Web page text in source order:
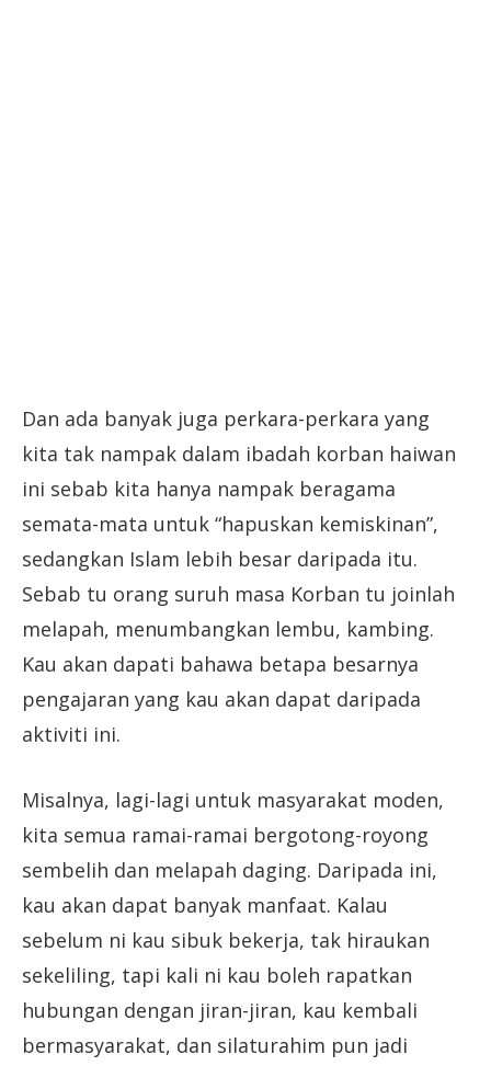
Dan ada banyak juga perkara-perkara yang
kita tak nampak dalam ibadah korban haiwan
ini sebab kita hanya nampak beragama
semata-mata untuk “hapuskan kemiskinan”,
sedangkan Islam lebih besar daripada itu.
Sebab tu orang suruh masa Korban tu joinlah
melapah, menumbangkan lembu, kambing.
Kau akan dapati bahawa betapa besarnya
pengajaran yang kau akan dapat daripada
aktiviti ini.
Misalnya, lagi-lagi untuk masyarakat moden,
kita semua ramai-ramai bergotong-royong
sembelih dan melapah daging. Daripada ini,
kau akan dapat banyak manfaat. Kalau
sebelum ni kau sibuk bekerja, tak hiraukan
sekeliling, tapi kali ni kau boleh rapatkan
hubungan dengan jiran-jiran, kau kembali
bermasyarakat, dan silaturahim pun jadi